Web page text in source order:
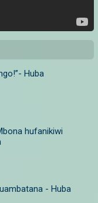
Huba
hufanikiwi
- Huba